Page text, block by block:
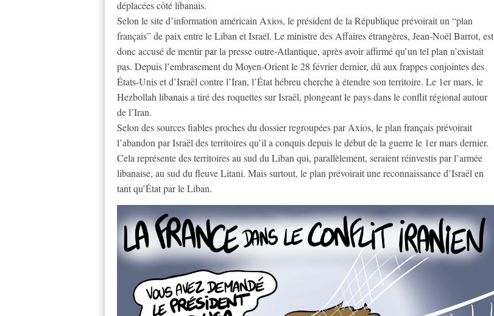
déplacées côté libanais.
Selon le site d’information américain Axios, le président de la République prévoirait un “plan
français” de paix entre le Liban et Israël. Le ministre des Affaires étrangères, Jean-Noël Barrot, est
donc accusé de mentir par la presse outre-Atlantique, après avoir affirmé qu’un tel plan n’existait
pas. Depuis l’embrasement du Moyen-Orient le 28 février dernier, dû aux frappes conjointes des
États-Unis et d’Israël contre l’Iran, l’État hébreu cherche à étendre son territoire. Le 1er mars, le
Hezbollah libanais a tiré des roquettes sur Israël, plongeant le pays dans le conflit régional autour
de l’Iran.
Selon des sources fiables proches du dossier regroupées par Axios, le plan français prévoirait
l’abandon par Israël des territoires qu’il a conquis depuis le début de la guerre le 1er mars dernier.
Cela représente des territoires au sud du Liban qui, parallèlement, seraient réinvestis par l’armée
libanaise, au sud du fleuve Litani. Mais surtout, le plan prévoirait une reconnaissance d’Israël en
tant qu’État par le Liban.